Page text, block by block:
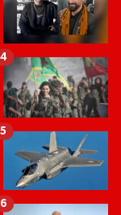
4
5
6